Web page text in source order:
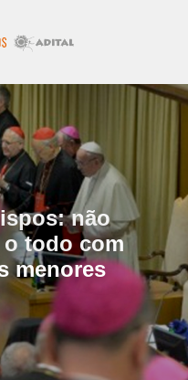
não
todo com
menores